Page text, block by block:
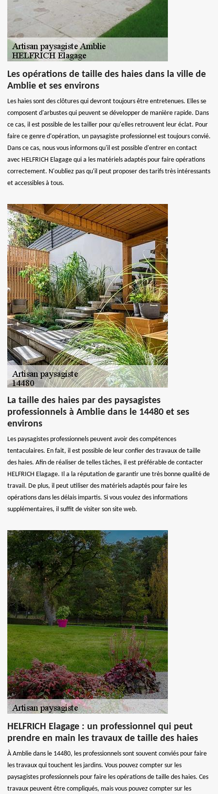
Les opérations de taille des haies dans la ville de
Amblie et ses environs
Les haies sont des clôtures qui devront toujours être entretenues. Elles se
composent d'arbustes qui peuvent se développer de manière rapide. Dans
ce cas, il est possible de les tailler pour qu'elles retrouvent leur éclat. Pour
faire ce genre d'opération, un paysagiste professionnel est toujours convié.
Dans ce cas, nous vous informons qu'il est possible d'entrer en contact
avec HELFRICH Elagage qui a les matériels adaptés pour faire opérations
correctement. N'oubliez pas qu'il peut proposer des tarifs très intéressants
et accessibles à tous.
La taille des haies par des paysagistes
professionnels à Amblie dans le 14480 et ses
environs
Les paysagistes professionnels peuvent avoir des compétences
tentaculaires. En fait, il est possible de leur confier des travaux de taille
des haies. Afin de réaliser de telles tâches, il est préférable de contacter
HELFRICH Elagage. Il a la réputation de garantir une très bonne qualité de
travail. De plus, il peut utiliser des matériels adaptés pour faire les
opérations dans les délais impartis. Si vous voulez des informations
supplémentaires, il suffit de visiter son site web.
HELFRICH Elagage : un professionnel qui peut
prendre en main les travaux de taille des haies
À Amblie dans le 14480, les professionnels sont souvent conviés pour faire
les travaux qui touchent les jardins. Vous pouvez compter sur les
paysagistes professionnels pour faire les opérations de taille des haies. Ces
travaux peuvent être compliqués, mais vous pouvez compter sur les